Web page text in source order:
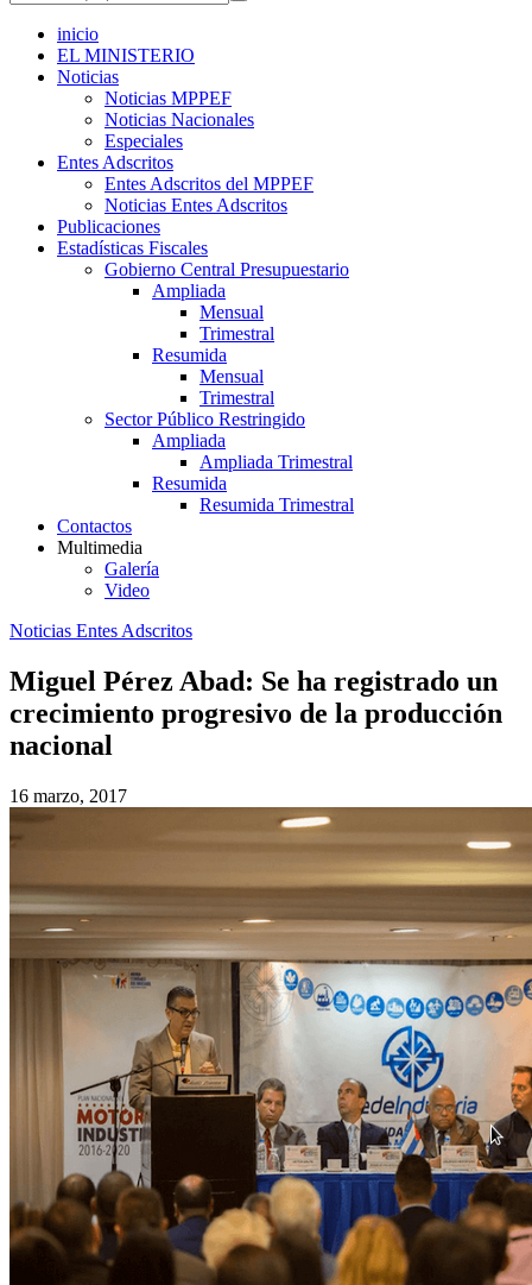
inicio
EL MINISTERIO
Noticias
Noticias MPPEF
Noticias Nacionales
Especiales
Entes Adscritos
Entes Adscritos del MPPEF
Noticias Entes Adscritos
Publicaciones
Estadísticas Fiscales
Gobierno Central Presupuestario
Ampliada
Mensual
Trimestral
Resumida
Mensual
Trimestral
Sector Público Restringido
Ampliada
Ampliada Trimestral
Resumida
Resumida Trimestral
Contactos
Multimedia
Galería
Video
Noticias Entes Adscritos
Miguel Pérez Abad: Se ha registrado un
crecimiento progresivo de la producción
nacional
16 marzo, 2017